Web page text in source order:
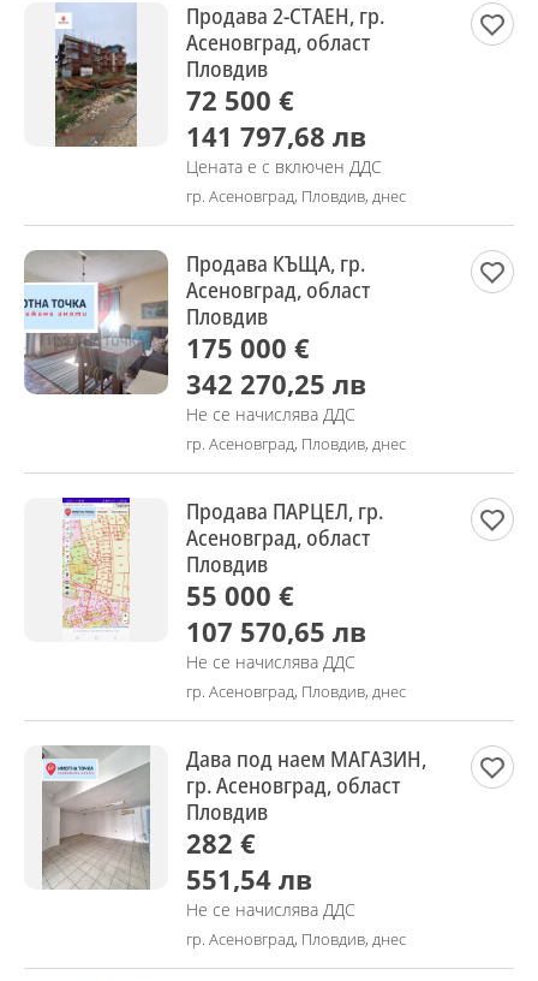
Продава 2-СТАЕН, гр.
Асеновград, област
Пловдив
72 500 €
141 797,68 лв
Цената е с включен ДДС
гр. Асеновград, Пловдив, днес
Продава КЪЩА, гр.
Асеновград, област
Пловдив
175 000 €
342 270,25 лв
Не се начислява ДДС
гр. Асеновград, Пловдив, днес
Продава ПАРЦЕЛ, гр.
Асеновград, област
Пловдив
55 000 €
107 570,65 лв
Не се начислява ДДС
гр. Асеновград, Пловдив, днес
Дава под наем МАГАЗИН,
гр. Асеновград, област
Пловдив
282 €
551,54 лв
Не се начислява ДДС
гр. Асеновград, Пловдив, днес